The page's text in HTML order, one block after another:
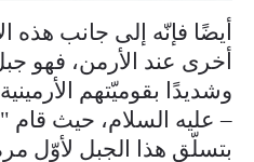
أيضًا فإنّه إلى جانب هذه
أخرى عند الأرمن، فهو
وشديدًا بقوميّتهم
– عليه السلام، حيث قام
بتسلّق هذا الجبل لأوّل